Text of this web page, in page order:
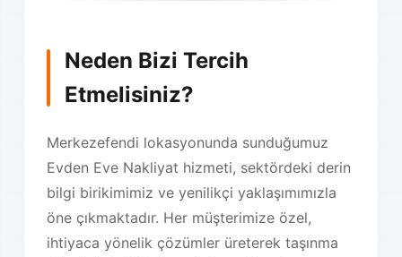
Neden Bizi Tercih
Etmelisiniz?
Merkezefendi lokasyonunda sunduğumuz
Evden Eve Nakliyat hizmeti, sektördeki derin
bilgi birikimimiz ve yenilikçi yaklaşımımızla
öne çıkmaktadır. Her müşterimize özel,
ihtiyaca yönelik çözümler üreterek taşınma